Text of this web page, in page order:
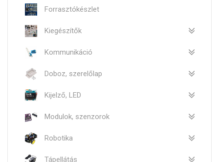
Forrasztókészlet
Kiegészítők
Kommunikáció
Doboz, szerelőlap
Kijelző, LED
Modulok, szenzorok
Robotika
Tápellátás